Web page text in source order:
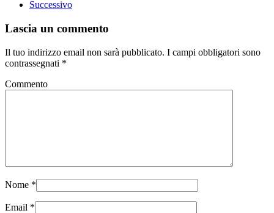
Successivo
Lascia un commento
Il tuo indirizzo email non sarà pubblicato. I campi obbligatori sono
contrassegnati *
Commento
Nome *
Email *